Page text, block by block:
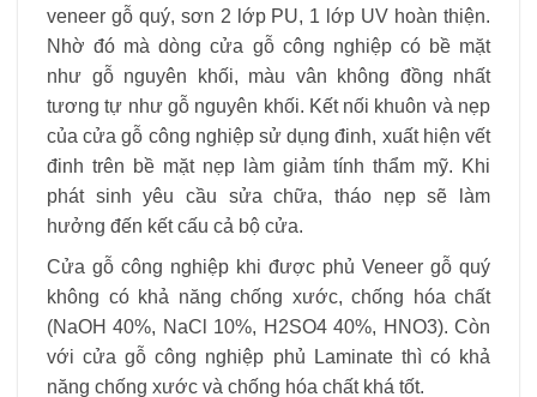
veneer gỗ quý, sơn 2 lớp PU, 1 lớp UV hoàn thiện.
Nhờ đó mà dòng cửa gỗ công nghiệp có bề mặt
như gỗ nguyên khối, màu vân không đồng nhất
tương tự như gỗ nguyên khối. Kết nối khuôn và nẹp
của cửa gỗ công nghiệp sử dụng đinh, xuất hiện vết
đinh trên bề mặt nẹp làm giảm tính thẩm mỹ. Khi
phát sinh yêu cầu sửa chữa, tháo nẹp sẽ làm
hưởng đến kết cấu cả bộ cửa.
Cửa gỗ công nghiệp khi được phủ Veneer gỗ quý
không có khả năng chống xước, chống hóa chất
(NaOH 40%, NaCl 10%, H2SO4 40%, HNO3). Còn
với cửa gỗ công nghiệp phủ Laminate thì có khả
năng chống xước và chống hóa chất khá tốt.